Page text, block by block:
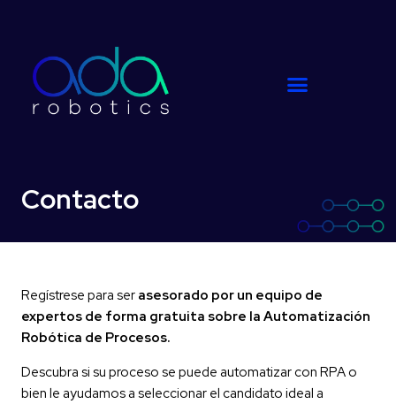
Contacto
Regístrese para ser asesorado por un equipo de
expertos de forma gratuita sobre la Automatización
Robótica de Procesos.
Descubra si su proceso se puede automatizar con RPA o
bien le ayudamos a seleccionar el candidato ideal a